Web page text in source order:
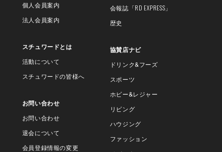
個人会員案内
法人会員案内
スチュワードとは
活動について
スチュワードの皆様へ
お問い合わせ
お問い合わせ
退会について
会員登録情報の変更
会報誌 「RD EXPRESS」
歴史
協賛店ナビ
ドリンク&フーズ
スポーツ
ホビー&レジャー
リビング
ハウジング
ファッション